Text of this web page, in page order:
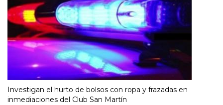
Investigan el hurto de bolsos con ropa y frazadas en
inmediaciones del Club San Martín